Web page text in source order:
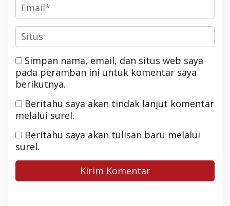
Simpan nama, email, dan situs web saya
pada peramban ini untuk komentar saya
berikutnya.
Beritahu saya akan tindak lanjut komentar
melalui surel.
Beritahu saya akan tulisan baru melalui
surel.